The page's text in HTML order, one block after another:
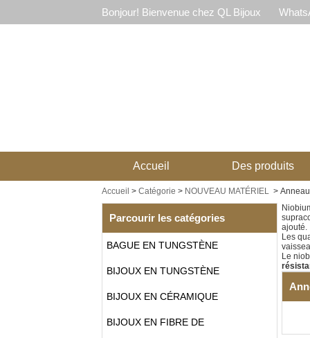
Bonjour! Bienvenue chez QL Bijoux
Accueil Des produits
Accueil > Catégorie > NOUVEAU MATÉRIEL>
Parcourir les catégories
BAGUE EN TUNGSTÈNE
BIJOUX EN TUNGSTÈNE
BIJOUX EN CÉRAMIQUE
BIJOUX EN FIBRE DE
ajouté.
Les
Le